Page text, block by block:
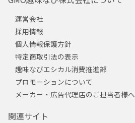
運営会社
採用情報
個人情報保護方針
特定商取引法の表示
趣味なびエシカル消費推進部
プロモーションについて
メーカー・広告代理店のご担当者様へ
関連サイト